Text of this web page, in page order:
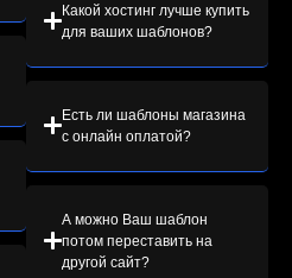
Какой хостинг лучше купить
для ваших шаблонов?
Есть ли шаблоны магазина
с онлайн оплатой?
А можно Ваш шаблон
потом переставить на
другой сайт?